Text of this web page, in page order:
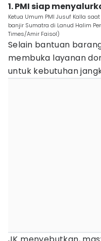
1. PMI siap
Ketua Umum PMI Jusuf Kalla
banjir Sumatra di Lanud Halim
Times/Amir Faisol)
Selain bantuan
membuka layanan
untuk kebutuhan